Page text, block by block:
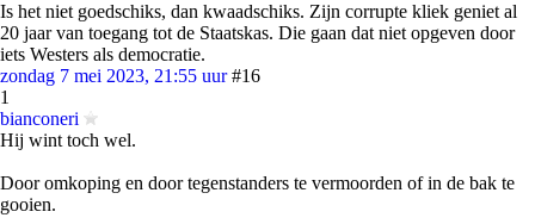
Is het niet goedschiks, dan kwaadschiks. Zijn corrupte kliek geniet al
20 jaar van toegang tot de Staatskas. Die gaan dat niet opgeven door
iets Westers als democratie.
zondag 7 mei 2023, 21:55 uur #16
1
bianconeri
Hij wint toch wel.
Door omkoping en door tegenstanders te vermoorden of in de bak te
gooien.